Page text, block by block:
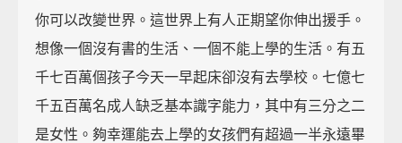
你可以改變世界。這世界上有人正期望你伸出援手。
想像一個沒有書的生活、一個不能上學的生活。有五
千七百萬個孩子今天一早起床卻沒有去學校。七億七
千五百萬名成人缺乏基本識字能力，其中有三分之二
是女性。夠幸運能去上學的女孩們有超過一半永遠畢